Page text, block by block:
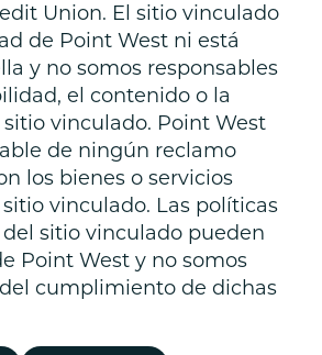
Union. El sitio vinculado
de Point West ni está
y no somos responsables
el contenido o la
vinculado. Point West
de ningún reclamo
los bienes o servicios
vinculado. Las políticas
sitio vinculado pueden
Point West y no somos
cumplimiento de dichas